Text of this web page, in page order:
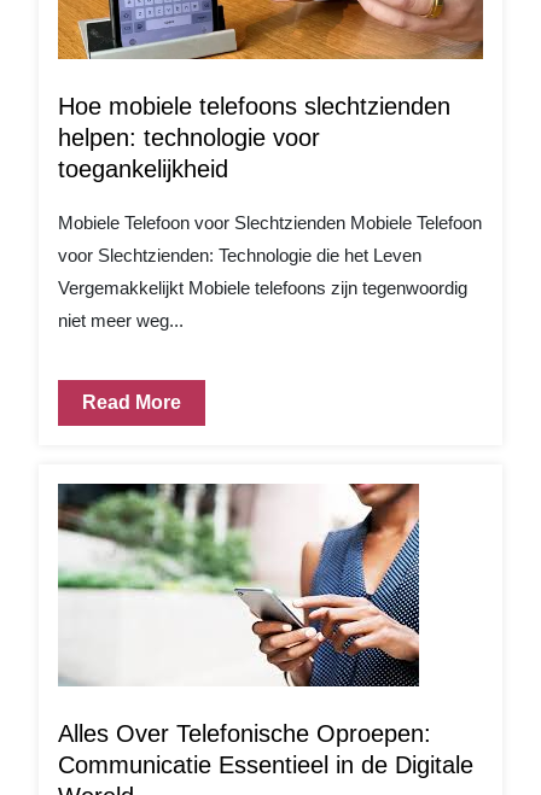
Hoe mobiele telefoons slechtzienden
helpen: technologie voor
toegankelijkheid
Mobiele Telefoon voor Slechtzienden Mobiele Telefoon
voor Slechtzienden: Technologie die het Leven
Vergemakkelijkt Mobiele telefoons zijn tegenwoordig
niet meer weg...
Read More
Alles Over Telefonische Oproepen:
Communicatie Essentieel in de Digitale